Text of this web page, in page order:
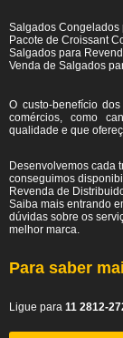
Salgados Congelados
Pacote de Croissant
Salgados para
Venda de Salgados
O custo-benefício
comércios, como
qualidade e que
Desenvolvemos cada
conseguimos
Revenda de
Saiba mais entrando
dúvidas sobre os
melhor marca.
Para saber
Ligue para 11 2812-